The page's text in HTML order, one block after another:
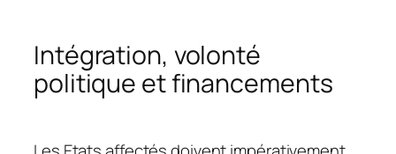
Intégration, volonté
politique et financements